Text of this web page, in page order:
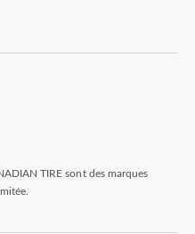
TIRE sont des marques